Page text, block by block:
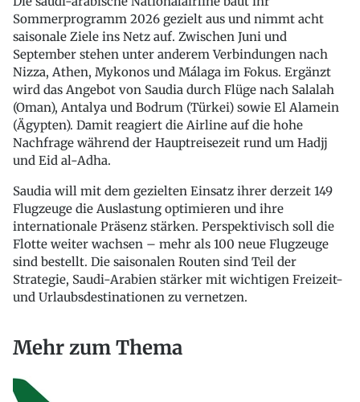
Sommerprogramm 2026 gezielt aus und nimmt acht
saisonale Ziele ins Netz auf. Zwischen Juni und
September stehen unter anderem Verbindungen nach
Nizza, Athen, Mykonos und Málaga im Fokus. Ergänzt
wird das Angebot von Saudia durch Flüge nach Salalah
(Oman), Antalya und Bodrum (Türkei) sowie El Alamein
(Ägypten). Damit reagiert die Airline auf die hohe
Nachfrage während der Hauptreisezeit rund um Hadjj
und Eid al-Adha.
Saudia will mit dem gezielten Einsatz ihrer derzeit 149
Flugzeuge die Auslastung optimieren und ihre
internationale Präsenz stärken. Perspektivisch soll die
Flotte weiter wachsen – mehr als 100 neue Flugzeuge
sind bestellt. Die saisonalen Routen sind Teil der
Strategie, Saudi-Arabien stärker mit wichtigen Freizeit-
und Urlaubsdestinationen zu vernetzen.
Mehr zum Thema